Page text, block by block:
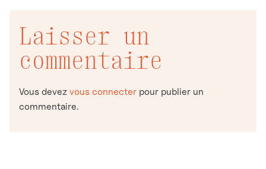
Laisser un
commentaire
Vous devez vous connecter pour publier un
commentaire.